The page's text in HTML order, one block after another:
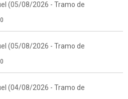
(05/08/2026 - Tramo de
(05/08/2026 - Tramo de
(04/08/2026 - Tramo de